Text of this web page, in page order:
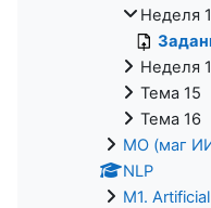
Неделя
Неделя
Тема 15
Тема 16
МО (маг
NLP
M1.